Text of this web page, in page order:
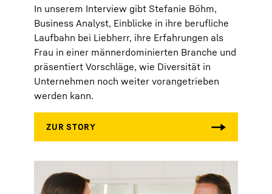
In unserem Interview gibt Stefanie Böhm,
Business Analyst, Einblicke in ihre berufliche
Laufbahn bei Liebherr, ihre Erfahrungen als
Frau in einer männerdominierten Branche und
präsentiert Vorschläge, wie Diversität in
Unternehmen noch weiter vorangetrieben
werden kann.